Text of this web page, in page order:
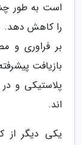
است به طور
را کاهش دهد.
بر فراوری و
بازیافت
پلاستیکی و
اند.
یکی دیگر از